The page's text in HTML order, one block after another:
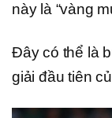
này là “vàng
Đây có thể là
giải đầu tiên